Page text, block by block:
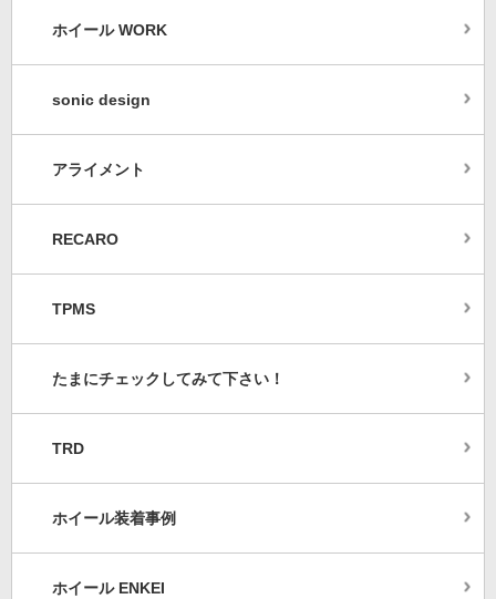
ホイール WORK
sonic design
アライメント
RECARO
TPMS
たまにチェックしてみて下さい！
TRD
ホイール装着事例
ホイール ENKEI